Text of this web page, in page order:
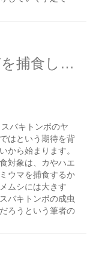
ウスバキトンボの成虫は何を捕食している？
バキトンボのヤ
はという期待を背
から始まります。
対象は、カやハエ
ウマを捕食するか
ムシには大きす
バキトンボの成虫
ろうという筆者の